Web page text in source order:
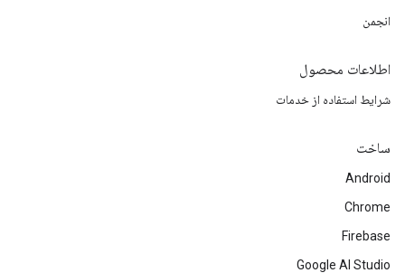
انجمن
اطلاعات محصول
شرایط استفاده از خدمات
ساخت
Android
Chrome
Firebase
Google AI Studio